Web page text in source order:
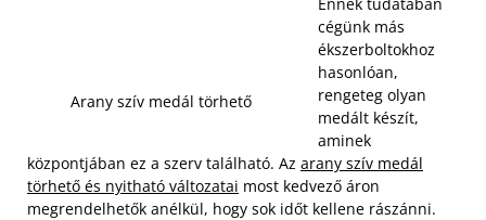
Arany szív medál törhető
cégünk más
ékszerboltokhoz
hasonlóan,
rengeteg olyan
medált készít,
aminek
központjában ez a szerv található. Az arany szív medál
törhető és nyitható változatai most kedvező áron
megrendelhetők anélkül, hogy sok időt kellene rászánni.